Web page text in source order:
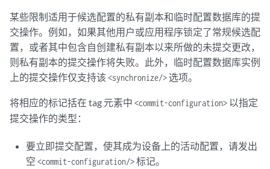
<commit-configuration>
        <synchronize/>
        <log>
log-message</log>
</commit-configuration>
<commit-configuration>
        <synchronize/>
        <log>
log-message</log>
某些限制适用于候选配置的私有副本和临时配置数据库的提
交操作。例如，如果其他用户或应用程序锁定了常规候选配
置，或者其中包含自创建私有副本以来所做的未提交更改，
则私有副本的提交操作将失败。此外，临时配置数据库实例
上的提交操作仅支持该 <synchronize/> 选项。
将相应的标记括在 tag 元素中 <commit-configuration> 以指定
提交操作的类型：
要立即提交配置，使其成为设备上的活动配置，请发出
空<commit-configuration/>标记。